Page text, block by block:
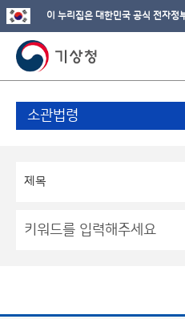
이 누리집은 대한민국 공식 전자정
소관법령